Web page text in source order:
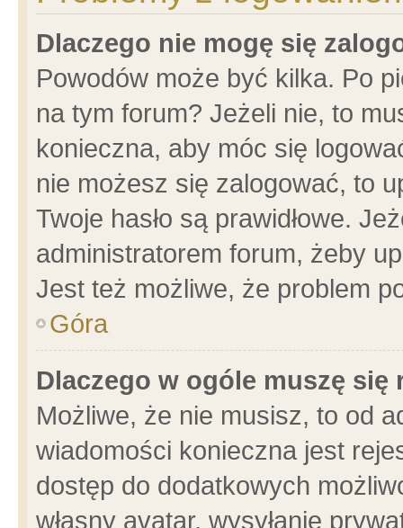
Dlaczego nie mogę się
Powodów może być kilka. Po
na tym forum? Jeżeli nie, to
konieczna, aby móc się
nie możesz się zalogować, to
Twoje hasło są prawidłowe.
administratorem forum, żeby
Jest też możliwe, że problem
Góra
Dlaczego w ogóle muszę się
Możliwe, że nie musisz, to od
wiadomości konieczna jest
dostęp do dodatkowych
własny avatar, wysyłanie